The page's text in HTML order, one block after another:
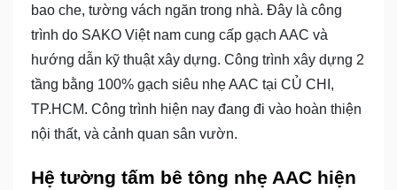
bao che, tường vách ngăn trong nhà. Đây là công
trình do SAKO Việt nam cung cấp gạch AAC và
hướng dẫn kỹ thuật xây dựng. Công trình xây dựng 2
tầng bằng 100% gạch siêu nhẹ AAC tại CỦ CHI,
TP.HCM. Công trình hiện nay đang đi vào hoàn thiện
nội thất, và cảnh quan sân vườn.
Hệ tường tấm bê tông nhẹ AAC hiện